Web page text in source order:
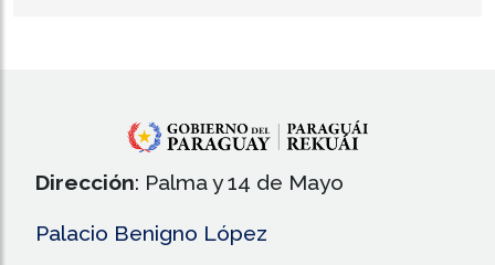
Dirección: Palma y 14 de Mayo
Palacio Benigno López